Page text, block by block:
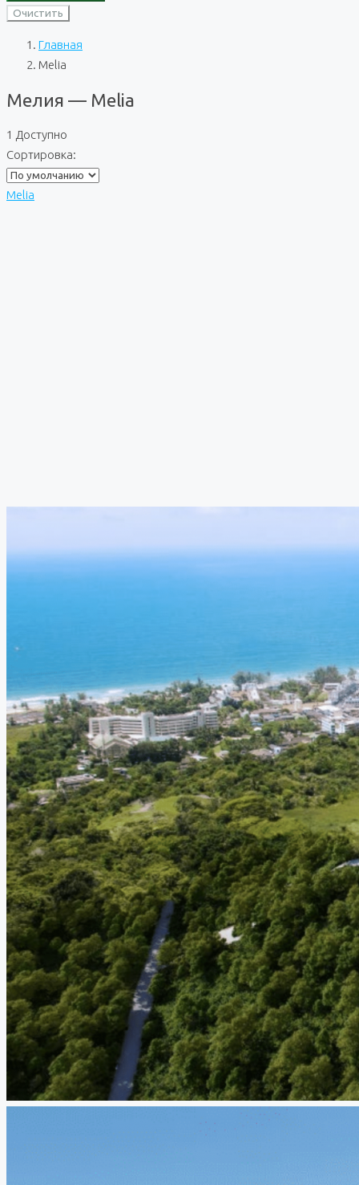
Очистить
Главная
Melia
Мелия — Melia
1 Доступно
Сортировка:
Melia